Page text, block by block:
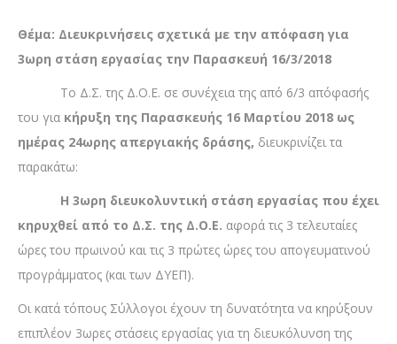
Θέμα: Διευκρινήσεις σχετικά με την απόφαση για
3ωρη στάση εργασίας την Παρασκευή 16/3/2018
Το Δ.Σ. της Δ.Ο.Ε. σε συνέχεια της από 6/3 απόφασής
του για κήρυξη της Παρασκευής 16 Μαρτίου 2018 ως
ημέρας 24ωρης απεργιακής δράσης, διευκρινίζει τα
παρακάτω:
Η 3ωρη διευκολυντική στάση εργασίας που έχει
κηρυχθεί από το Δ.Σ. της Δ.Ο.Ε. αφορά τις 3 τελευταίες
ώρες του πρωινού και τις 3 πρώτες ώρες του απογευματινού
προγράμματος (και των ΔΥΕΠ).
Οι κατά τόπους Σύλλογοι έχουν τη δυνατότητα να κηρύξουν
επιπλέον 3ωρες στάσεις εργασίας για τη διευκόλυνση της